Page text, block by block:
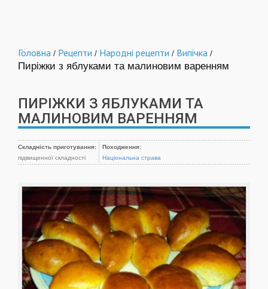
Головна / Рецепти / Народні рецепти / Випічка /
Пиріжки з яблуками та малиновим варенням
ПИРІЖКИ З ЯБЛУКАМИ ТА
МАЛИНОВИМ ВАРЕННЯМ
Складність приготування:
підвищенної складності
Походження:
Національна страва